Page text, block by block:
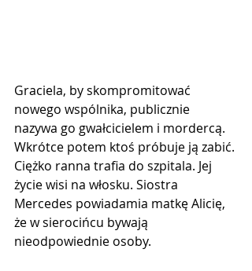
Graciela, by skompromitować
nowego wspólnika, publicznie
nazywa go gwałcicielem i mordercą.
Wkrótce potem ktoś próbuje ją zabić.
Ciężko ranna trafia do szpitala. Jej
życie wisi na włosku. Siostra
Mercedes powiadamia matkę Alicię,
że w sierocińcu bywają
nieodpowiednie osoby.